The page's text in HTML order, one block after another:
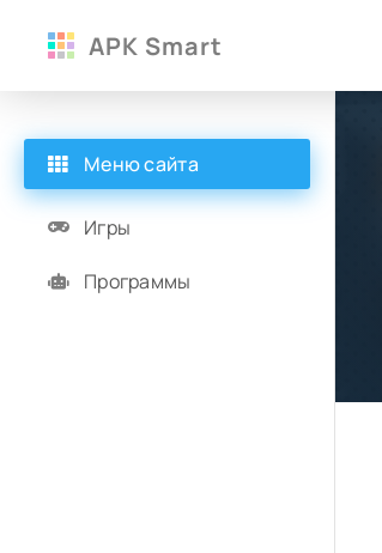
APK Smart
Меню сайта
Игры
Программы